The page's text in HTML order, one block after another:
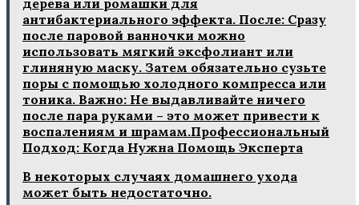
дерева или ромашки для
антибактериального эффекта. После: Сразу
после паровой ванночки можно
использовать мягкий эксфолиант или
глиняную маску. Затем обязательно сузьте
поры с помощью холодного компресса или
тоника. Важно: Не выдавливайте ничего
после пара руками – это может привести к
воспалениям и шрамам.Профессиональный
Подход: Когда Нужна Помощь Эксперта
В некоторых случаях домашнего ухода
может быть недостаточно.